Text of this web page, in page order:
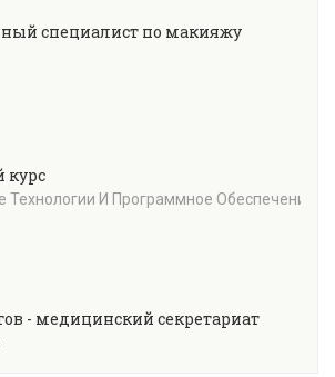
специалист по макияжу
И Программное Обеспечение
- медицинский секретариат